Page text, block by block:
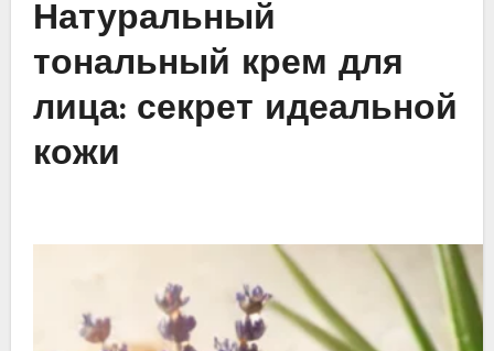
Натуральный
тональный крем для
лица: секрет идеальной
кожи